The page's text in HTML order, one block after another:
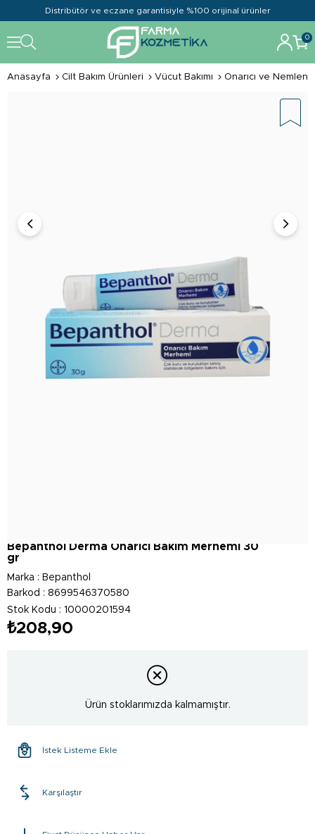
Distribütör ve eczane garantisiyle %100 orijinal ürünler
0
Anasayfa Cilt Bakım Ürünleri Vücut Bakımı Onarıcı ve
Bepanthol Derma Onarıcı Bakım Merhemi 30
gr
Marka : Bepanthol
Barkod : 8699546370580
Stok Kodu
10000201594
₺208,90
Ürün stoklarımızda kalmamıştır.
İstek Listeme Ekle
Karşılaştır